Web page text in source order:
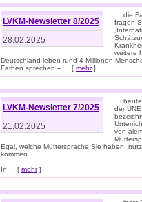
LVKM-Newsletter 8/2025
28.02.2025
… die
fragen
weitere
Deutschland leben rund 4 Millionen
Farben sprechen – ... [ mehr]
LVKM-Newsletter 7/2025
21.02.2025
…
der
von
Egal, welche Muttersprache Sie haben,
kommen …
In ... [ mehr]